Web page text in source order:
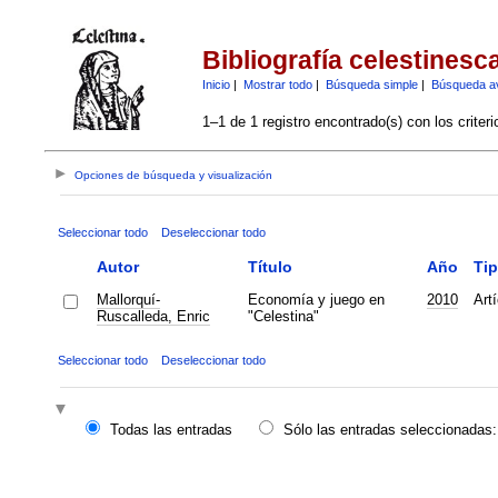
Bibliografía
Inicio| Mostrar todo| Búsqueda simple| Búsqueda
1–1 de 1 registro encontrado(s) con los
Opciones de búsqueda y visualización
Seleccionar todo Deseleccionar todo
Autor Título Año
Mallorquí-
Ruscalleda, Enric
Economía y juego en
"Celestina"
2010
Seleccionar todo Deseleccionar todo
Todas las entradas
Sólo las entradas seleccionadas: